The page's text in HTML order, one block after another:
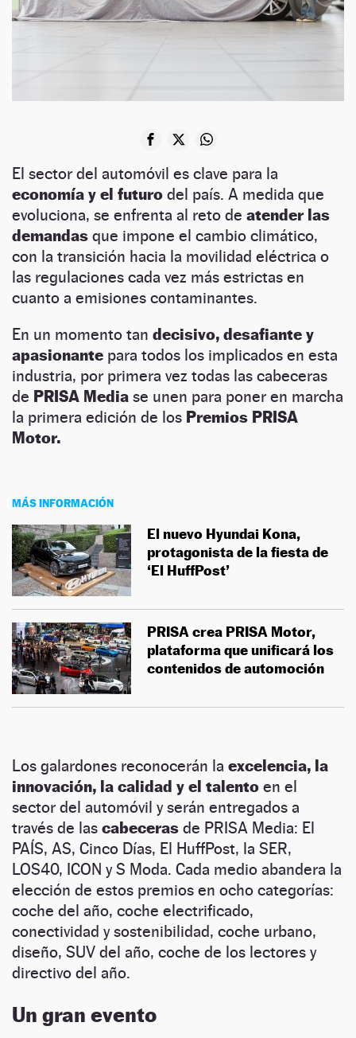
El sector del automóvil es clave para la
economía y el futuro del país. A medida que
evoluciona, se enfrenta al reto de atender las
demandas que impone el cambio climático,
con la transición hacia la movilidad eléctrica o
las regulaciones cada vez más estrictas en
cuanto a emisiones contaminantes.
En un momento tan decisivo, desafiante y
apasionante para todos los implicados en esta
industria, por primera vez todas las cabeceras
de PRISA Media se unen para poner en marcha
la primera edición de los Premios PRISA
Motor.
MÁS INFORMACIÓN
El nuevo Hyundai Kona,
protagonista de la fiesta de
‘El HuffPost’
PRISA crea PRISA Motor,
plataforma que unificará los
contenidos de automoción
Los galardones reconocerán la excelencia, la
innovación, la calidad y el talento en el
sector del automóvil y serán entregados a
través de las cabeceras de PRISA Media: El
PAÍS, AS, Cinco Días, El HuffPost, la SER,
LOS40, ICON y S Moda. Cada medio abandera la
elección de estos premios en ocho categorías:
coche del año, coche electrificado,
conectividad y sostenibilidad, coche urbano,
diseño, SUV del año, coche de los lectores y
directivo del año.
Un gran evento